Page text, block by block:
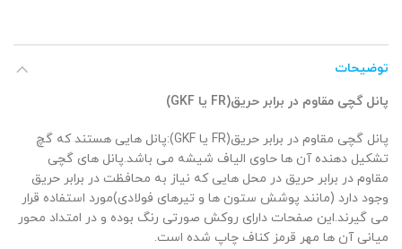
توضیحات
پانل گچی مقاوم در برابر حریق(FR یا GKF)
پانل گچی مقاوم در برابر حریق(FR یا GKF):پانل هایی هستند که گچ
تشکیل دهنده آن ها حاوی الیاف شیشه می باشد.پانل های گچی
مقاوم در برابر حریق در محل هایی که نیاز به محافظت در برابر حریق
وجود دارد (مانند پوشش ستون ها و تیرهای فولادی)مورد استفاده قرار
می گیرند.این صفحات دارای روکش صورتی رنگ بوده و در امتداد محور
میانی آن ها مهر قرمز کناف چاپ شده است.